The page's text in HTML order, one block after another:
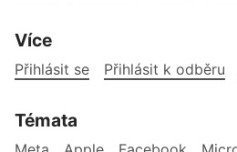
Více
Přihlásit se Přihlásit k odběru
Témata